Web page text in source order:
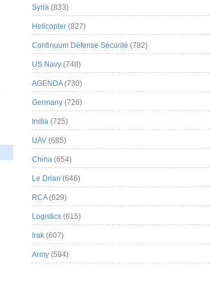
Syria (833)
Helicopter (827)
Continuum Défense Sécurité (782)
US Navy (748)
AGENDA(730)
Germany (726)
India (725)
UAV (685)
China (654)
Le Drian (646)
RCA(629)
Logistics (615)
Irak (607)
Army (594)